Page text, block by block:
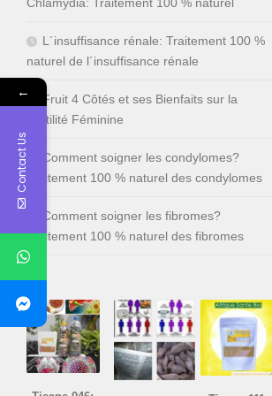
L´insuffisance rénale: Traitement 100 %
naturel de l´insuffisance rénale
Fruit 4 Côtés et ses Bienfaits sur la
Fertilité Féminine
Comment soigner les condylomes?
Traitement 100 % naturel des condylomes
Comment soigner les fibromes?
Traitement 100 % naturel des fibromes
←
Contact Us